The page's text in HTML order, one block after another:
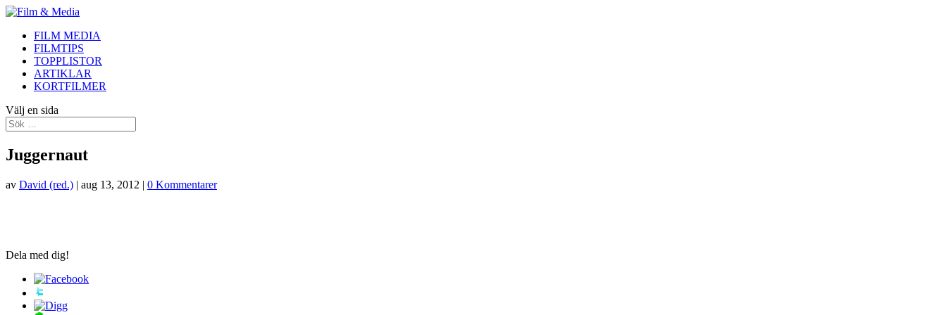
FILM MEDIA
FILMTIPS
TOPPLISTOR
ARTIKLAR
KORTFILMER
Välj en sida
Juggernaut
av David (red.) | aug 13, 2012 | 0 Kommentarer
Dela med dig!